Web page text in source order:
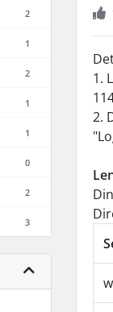
2
1
2
1
1
0
2
3
1.
2.